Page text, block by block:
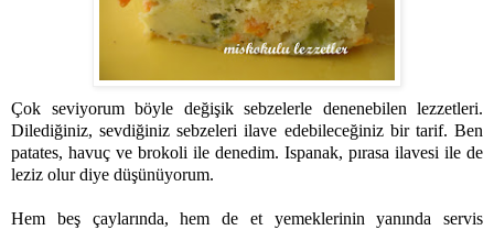
Çok seviyorum böyle değişik sebzelerle denenebilen lezzetleri.
Dilediğiniz, sevdiğiniz sebzeleri ilave edebileceğiniz bir tarif. Ben
patates, havuç ve brokoli ile denedim. Ispanak, pırasa ilavesi ile de
leziz olur diye düşünüyorum.
Hem beş çaylarında, hem de et yemeklerinin yanında servis